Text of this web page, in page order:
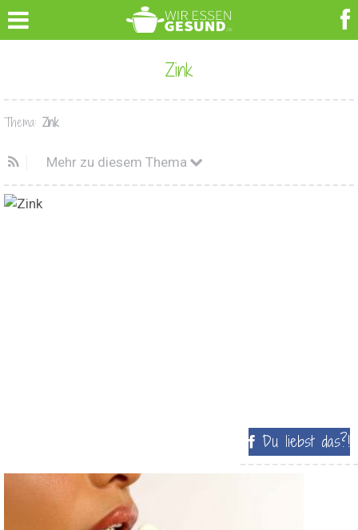
Zink
Thema: Zink
Mehr zu diesem Thema
Du liebst das?!